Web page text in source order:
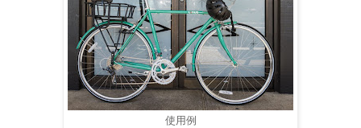
使用例